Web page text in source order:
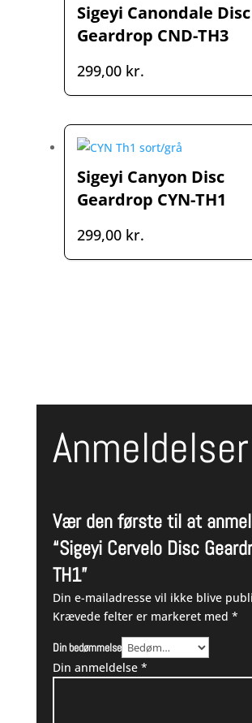
Sigeyi Canondale Disc
Geardrop CND-TH3
299,00 kr.
Sigeyi Canyon Disc
Geardrop CYN-TH1
299,00 kr.
Anmeldelser
Vær den første til at
“Sigeyi Cervelo Disc
TH1”
Din e-mailadresse vil ikke blive
Krævede felter er markeret med *
Din bedømmelse
Din anmeldelse *